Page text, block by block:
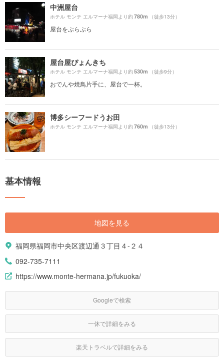
中洲屋台
ホテル モンテ エルマーナ福岡より約780m （徒歩13分）
屋台をぶらぶら
屋台屋ぴょんきち
ホテル モンテ エルマーナ福岡より約530m （徒歩9分）
おでんや焼鳥片手に、屋台で一杯。
博多シーフードうお田
ホテル モンテ エルマーナ福岡より約760m （徒歩13分）
基本情報
地図を見る
福岡県福岡市中央区渡辺通３丁目４-２４
092-735-7111
https://www.monte-hermana.jp/fukuoka/
Googleで検索
一休で詳細をみる
楽天トラベルで詳細をみる